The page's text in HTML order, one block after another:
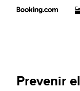
Prevenir